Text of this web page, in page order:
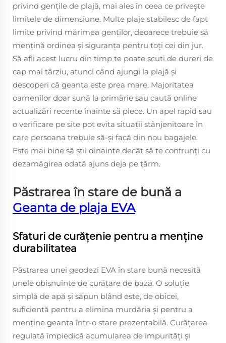
privind gențile de plajă, mai ales în ceea ce privește
limitele de dimensiune. Multe plaje stabilesc de fapt
limite privind mărimea genților, deoarece trebuie să
mențină ordinea și siguranța pentru toți cei din jur.
Să afli acest lucru din timp te poate scuti de dureri de
cap mai târziu, atunci când ajungi la plajă și
descoperi că geanta este prea mare. Majoritatea
oamenilor doar sună la primărie sau caută online
actualizări recente înainte să plece. Un apel rapid sau
o verificare pe site pot evita situații stânjenitoare în
care persoana trebuie să-și facă din nou bagajele.
Este mai bine să știi dinainte decât să te confrunți cu
dezamăgirea odată ajuns deja pe țărm.
Păstrarea în stare de bună a
Geanta de plaja EVA
Sfaturi de curățenie pentru a menține
durabilitatea
Păstrarea unei geodezi EVA în stare bună necesită
unele obișnuințe de curățare de bază. O soluție
simplă de apă și săpun blând este, de obicei,
suficientă pentru a elimina murdăria și pentru a
menține geanta într-o stare prezentabilă. Curățarea
regulată împiedică acumularea de impurități și